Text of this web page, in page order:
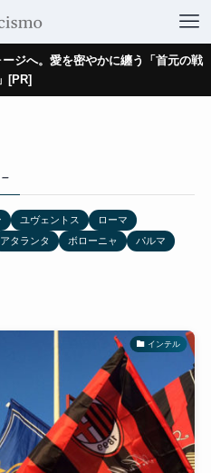
ジへ。愛を密やかに纏う「首元の戦
[PR]
ユヴェントス
ローマ
アタランタ ボローニャ
パルマ
インテル